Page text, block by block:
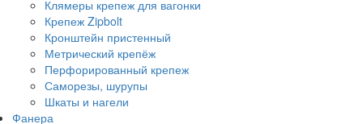
Клямеры крепеж для вагонки
Крепеж Zipbolt
Кронштейн пристенный
Метрический крепёж
Перфорированный крепеж
Саморезы, шурупы
Шкаты и нагели
Фанера